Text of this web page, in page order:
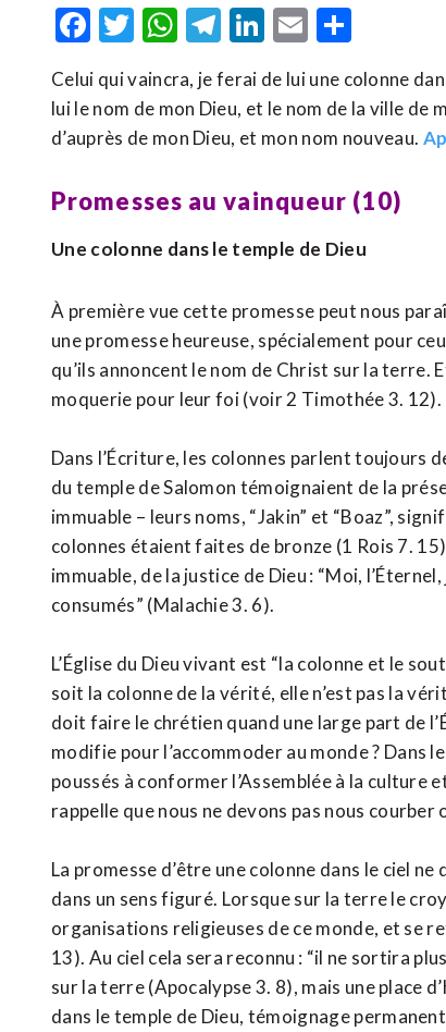
Facebook
Twitter
WhatsApp
Telegram
LinkedIn
Email
Celui qui vaincra, je ferai de lui une colonne
lui le nom de mon Dieu, et le nom de la ville de
d’auprès de mon Dieu, et mon nom nouveau.
Promesses au vainqueur (10)
Une colonne dans le temple de Dieu
À première vue cette promesse peut nous
une promesse heureuse, spécialement pour
qu’ils annoncent le nom de Christ sur la terre.
moquerie pour leur foi (voir 2 Timothée 3. 12).
Dans l’Écriture, les colonnes parlent toujours
du temple de Salomon témoignaient de la
immuable – leurs noms, “Jakin” et “Boaz”,
colonnes étaient faites de bronze (1 Rois 7.
immuable, de la justice de Dieu : “Moi,
consumés” (Malachie 3. 6).
L’Église du Dieu vivant est “la colonne et le
soit la colonne de la vérité, elle n’est pas la
doit faire le chrétien quand une large part de
modifie pour l’accommoder au monde ?
poussés à conformer l’Assemblée à la culture
rappelle que nous ne devons pas nous courber
La promesse d’être une colonne dans le ciel
dans un sens figuré. Lorsque sur la terre le
organisations religieuses de ce monde, et se
13). Au ciel cela sera reconnu : “il ne sortira
sur la terre (Apocalypse 3. 8), mais une place
dans le temple de Dieu, témoignage